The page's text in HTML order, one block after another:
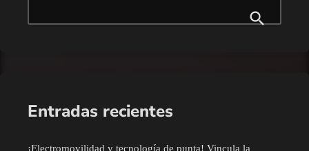
Entradas recientes
¡Electromovilidad y tecnología de punta! Vincula la